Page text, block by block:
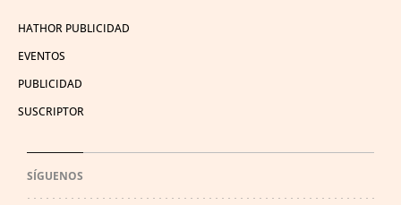
HATHOR PUBLICIDAD
EVENTOS
PUBLICIDAD
SUSCRIPTOR
SÍGUENOS